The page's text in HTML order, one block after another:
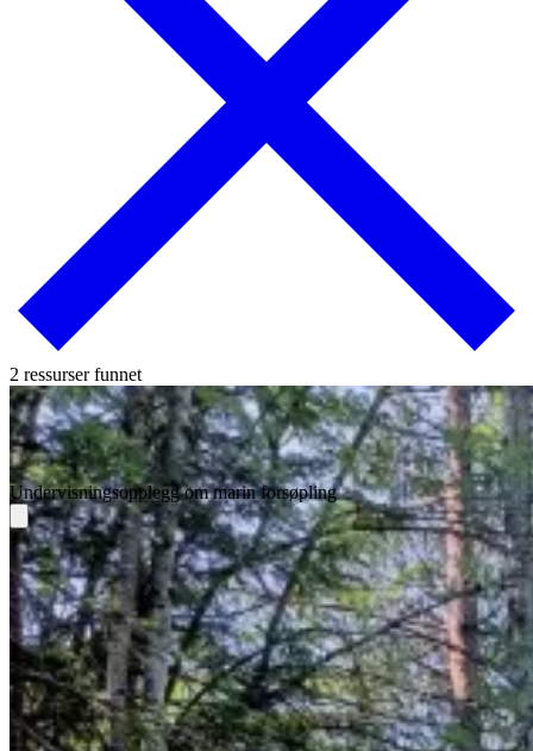
Undervisningsopplegg om marin forsøpling
2 ressurser funnet